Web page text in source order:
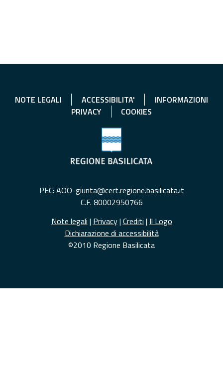
NOTE LEGALI ACCESSIBILITA'
INFORMAZIONI
PRIVACY
COOKIES
PEC: AOO-giunta@cert.regione.basilicata.it
C.F. 80002950766
Note legali | Privacy| Crediti | Il Logo
Dichiarazione di accessibilità
©2010 Regione Basilicata